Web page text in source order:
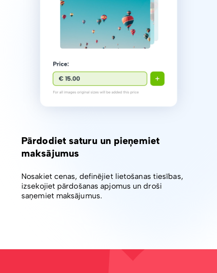
Pārdodiet saturu un pieņemiet
maksājumus
Nosakiet cenas, definējiet lietošanas tiesības,
izsekojiet pārdošanas apjomus un droši
saņemiet maksājumus.